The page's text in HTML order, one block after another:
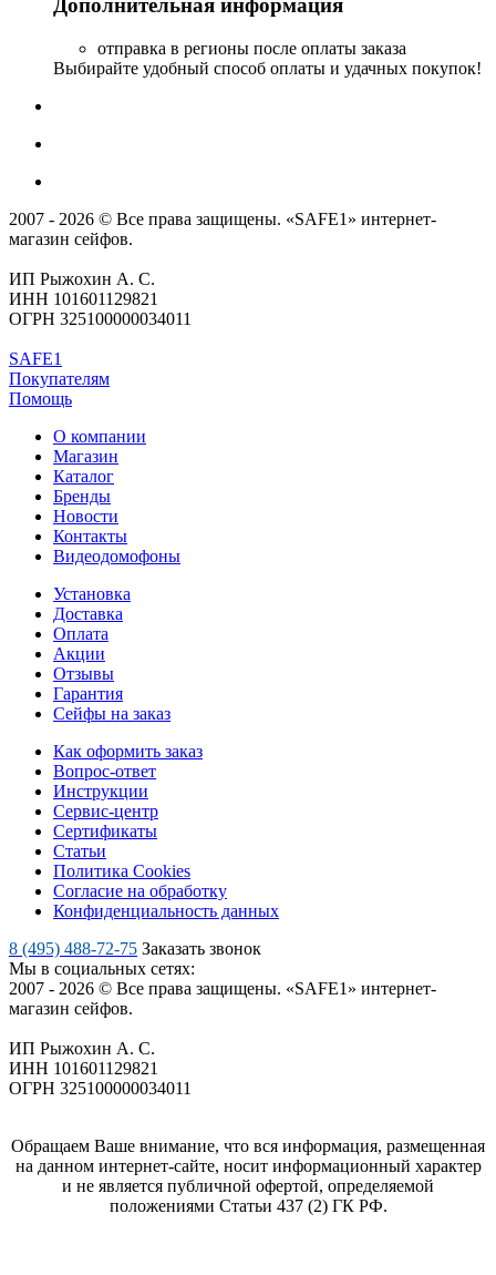
Дополнительная информация
отправка в регионы после оплаты заказа
Выбирайте удобный способ оплаты и удачных покупок!
2007 - 2026 © Все права защищены. «SAFE1» интернет-
магазин сейфов.
ИП Рыжохин А. С.
ИНН 101601129821
ОГРН 325100000034011
SAFE1
Покупателям
Помощь
О компании
Магазин
Каталог
Бренды
Новости
Контакты
Видеодомофоны
Установка
Доставка
Оплата
Акции
Отзывы
Гарантия
Сейфы на заказ
Как оформить заказ
Вопрос-ответ
Инструкции
Сервис-центр
Сертификаты
Статьи
Политика Cookies
Согласие на обработку
Конфиденциальность данных
8 (495) 488-72-75 Заказать звонок
Мы в социальных сетях:
2007 - 2026 © Все права защищены. «SAFE1» интернет-
магазин сейфов.
ИП Рыжохин А. С.
ИНН 101601129821
ОГРН 325100000034011
Обращаем Ваше внимание, что вся информация, размещенная
на данном интернет-сайте, носит информационный характер
и не является публичной офертой, определяемой
положениями Статьи 437 (2) ГК РФ.